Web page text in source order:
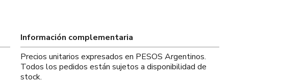
Información complementaria
Precios unitarios expresados en PESOS Argentinos.
Todos los pedidos están sujetos a disponibilidad de
stock.